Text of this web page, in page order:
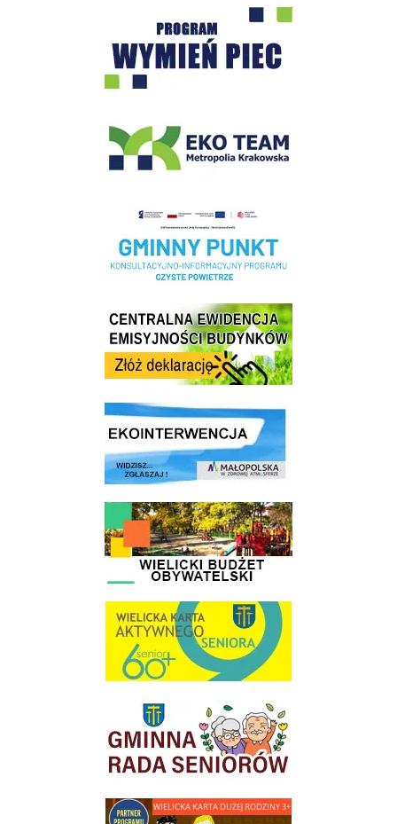
Program "Czyste Powietrze" - Wieliczka
Realizacja Programu Czyste Powietrze w Gminie Wieliczka
Centrala Ewidencja Emisyjności Budynków - złóż deklarację
link do strony ekointerwencja dot.- powietrza
link do strony - Wielicki Budżet Obywatelski
link do strony Wielicka Karta Aktywnego Seniora
link do strony Gminnej Rady Seniorow - Wieliczka
link do strony - Wielicka Karta Dużej Rodziny